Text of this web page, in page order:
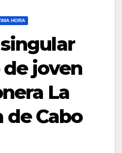
HORA
joven
La
de Cabo